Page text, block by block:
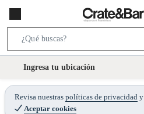
e
r
c
Ingresa tu ubicación
Revisa nuestras políticas de privacidad y
Aceptar cookies